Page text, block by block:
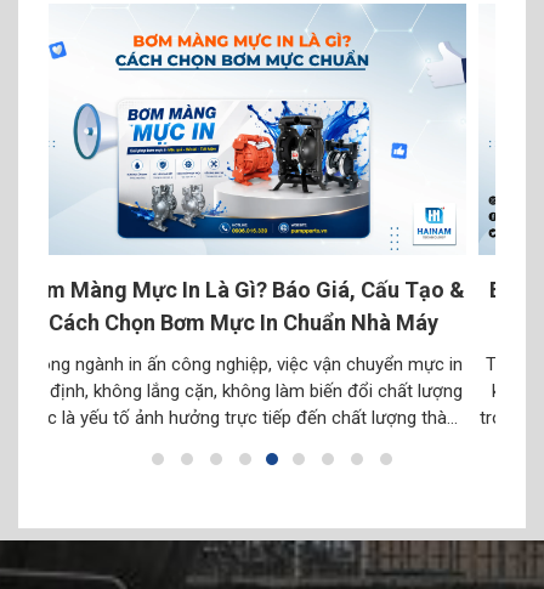
Tạo &
Máy
mực in
lượng
thành
Bơm Bùn Bằng Bơm Màng Sandpiper – Giải
Pháp Bền Bỉ Cho Môi Trường Khắc Nghiệt
Trong các ngành công nghiệp như xử lý nước thải, khai
khoáng, hóa chất hay xây dựng, bơm bùn luôn là một
trong những bài toán khó nhất. Bùn không chỉ đặc,
đúng loại bơm không chỉ giúp vận hành […]